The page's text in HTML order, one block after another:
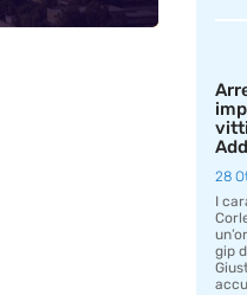
28
I
gip